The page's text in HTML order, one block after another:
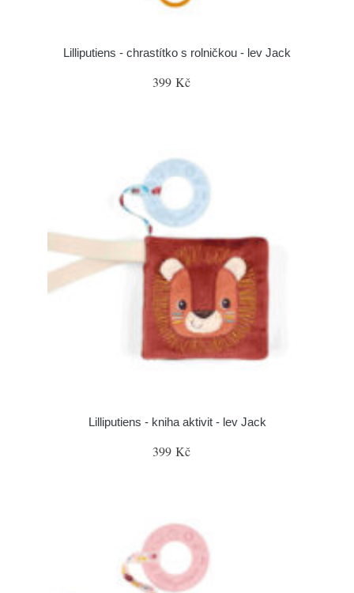
Lilliputiens - chrastítko s rolničkou - lev Jack
399 Kč
Lilliputiens - kniha aktivit - lev Jack
399 Kč